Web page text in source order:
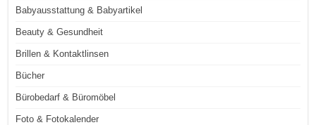
Babyausstattung & Babyartikel
Beauty & Gesundheit
Brillen & Kontaktlinsen
Bücher
Bürobedarf & Büromöbel
Foto & Fotokalender